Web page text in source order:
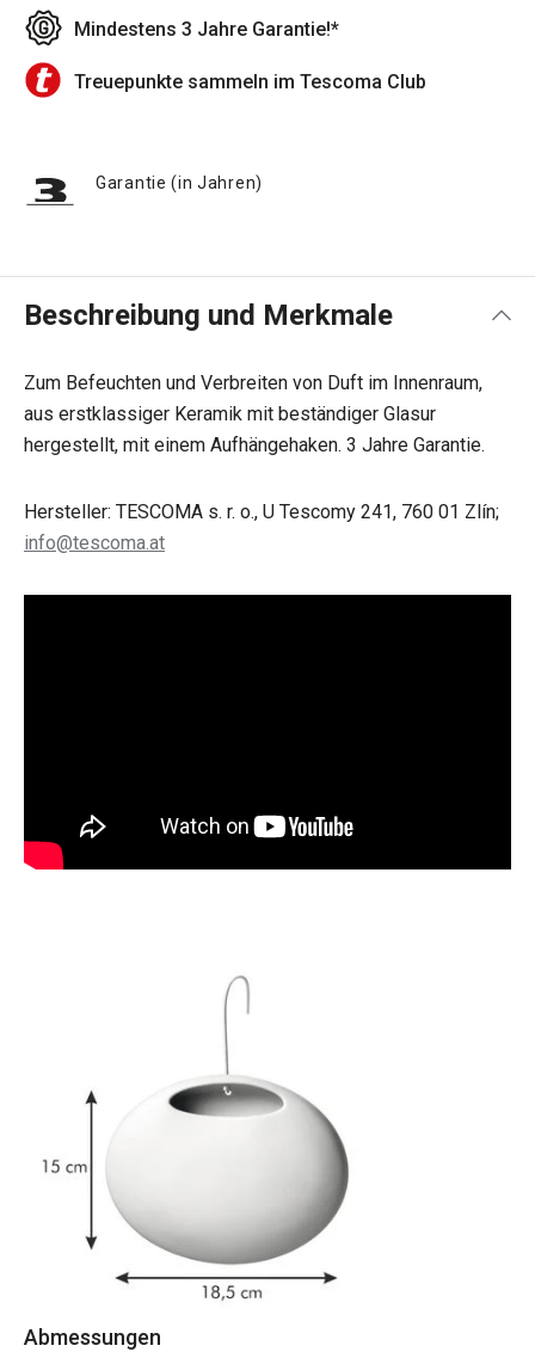
Mindestens 3 Jahre Garantie!*
Treuepunkte sammeln im Tescoma Club
Garantie (in Jahren)
Beschreibung und Merkmale
Zum Befeuchten und Verbreiten von Duft im Innenraum,
aus erstklassiger Keramik mit beständiger Glasur
hergestellt, mit einem Aufhängehaken. 3 Jahre Garantie.
Hersteller: TESCOMA s. r. o., U Tescomy 241, 760 01 Zlín;
info@tescoma.at
Abmessungen